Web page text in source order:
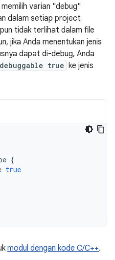
varian "debug"
dalam setiap project
tidak terlihat dalam file
jika Anda menentukan jenis
dapat di-debug, Anda
debuggable true ke jenis
{
true
modul dengan kode C/C++.